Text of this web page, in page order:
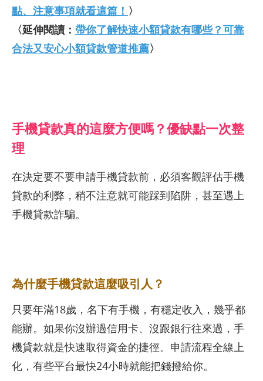
點、注意事項就看這篇！ 〉
〈延伸閱讀： 帶你了解快速小額貸款有哪些？可靠
合法又安心小額貸款管道推薦〉
手機貸款真的這麼方便嗎？優缺點一次整
理
在決定要不要申請手機貸款前，必須客觀評估手機
貸款的利弊，稍不注意就可能踩到陷阱，甚至遇上
手機貸款詐騙。
為什麼手機貸款這麼吸引人？
只要年滿18歲，名下有手機，有穩定收入，幾乎都
能辦。如果你沒辦過信用卡、沒跟銀行往來過，手
機貸款就是快速取得資金的捷徑。申請流程全線上
化，有些平台最快24小時就能把錢撥給你。